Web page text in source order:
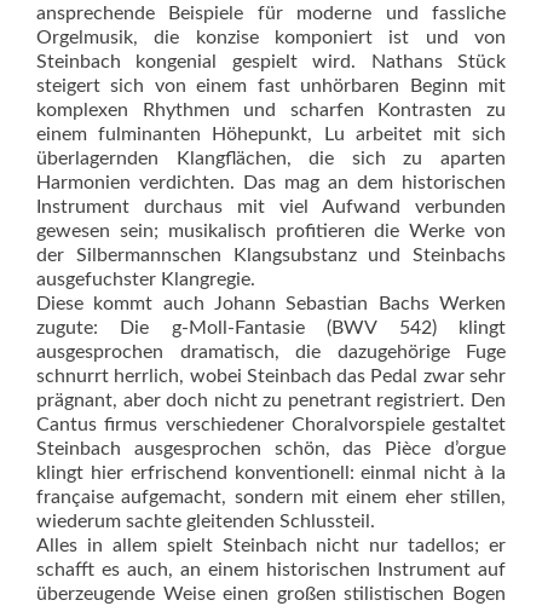
ansprechende Beispiele für moderne und fassliche
Orgelmusik, die konzise komponiert ist und von
Steinbach kongenial gespielt wird. Nathans Stück
steigert sich von einem fast unhörbaren Beginn mit
komplexen Rhythmen und scharfen Kontrasten zu
einem fulminanten Höhepunkt, Lu arbeitet mit sich
überlagernden Klangflächen, die sich zu aparten
Harmonien verdichten. Das mag an dem historischen
Instrument durchaus mit viel Aufwand verbunden
gewesen sein; musikalisch profitieren die Werke von
der Silbermannschen Klangsubstanz und Steinbachs
ausgefuchster Klangregie.
Diese kommt auch Johann Se­bas­tian Bachs Werken
zugute: Die g-Moll-Fantasie (BWV 542) klingt
ausgesprochen dramatisch, die dazugehörige Fuge
schnurrt herrlich, wobei Steinbach das Pedal zwar sehr
prägnant, aber doch nicht zu penetrant registriert. Den
Cantus firmus verschiedener Choralvorspiele gestaltet
Steinbach ausgesprochen schön, das Pièce d’orgue
klingt hier erfrischend konventionell: einmal nicht à la
française aufgemacht, sondern mit einem eher stillen,
wiede­rum sachte gleitenden Schlussteil.
Alles in allem spielt Steinbach nicht nur tadellos; er
schafft es auch, an einem historischen Instrument auf
überzeugende Weise einen großen stilistischen Bogen